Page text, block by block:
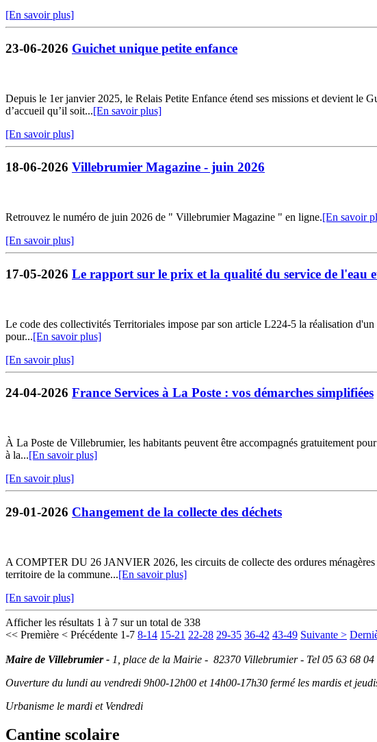
[En savoir plus]
23-06-2026 Guichet unique petite enfance
Depuis le 1er janvier 2025, le Relais Petite Enfance étend ses missions et devient le
d’accueil qu’il soit...[En savoir plus]
[En savoir plus]
18-06-2026 Villebrumier Magazine - juin 2026
Retrouvez le numéro de juin 2026 de " Villebrumier Magazine " en ligne.[En savoir
[En savoir plus]
17-05-2026 Le rapport sur le prix et la qualité du service de l'eau
Le code des collectivités Territoriales impose par son article L224-5 la réalisation
pour...[En savoir plus]
[En savoir plus]
24-04-2026 France Services à La Poste : vos démarches simplifiées
À La Poste de Villebrumier, les habitants peuvent être accompagnés gratuitement
à la...[En savoir plus]
[En savoir plus]
29-01-2026 Changement de la collecte des déchets
A COMPTER DU 26 JANVIER 2026, les circuits de collecte des ordures
territoire de la commune...[En savoir plus]
[En savoir plus]
Afficher les résultats 1 à 7 sur un total de 338
<< Première < Précédente 1-7 8-14 15-21 22-28 29-35 36-42 43-49 Suivante >
Maire de Villebrumier - 1, place de la Mairie - 82370 Villebrumier - Tel 05 63 68
Ouverture du lundi au vendredi 9h00-12h00 et 14h00-17h30 fermé les mardis et
Urbanisme le mardi et Vendredi
Cantine scolaire